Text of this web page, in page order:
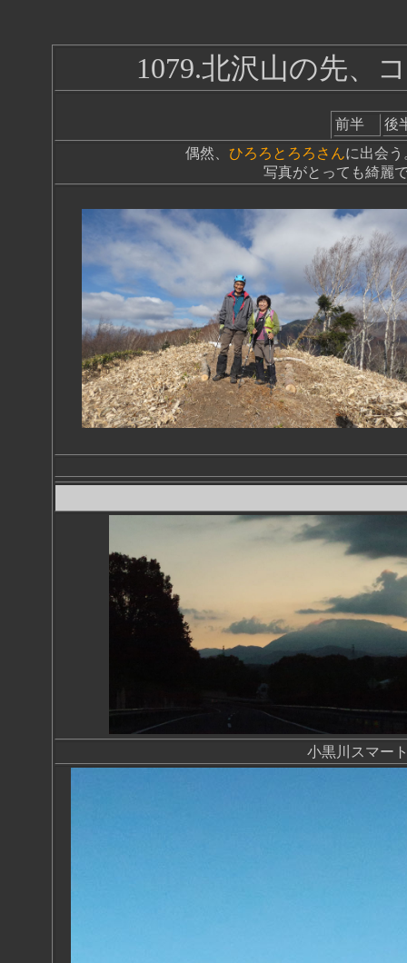
1079.北沢山の先、
前半
偶然、 ひろろとろろさんに出会
写真がとっても綺麗
小黒川スマー